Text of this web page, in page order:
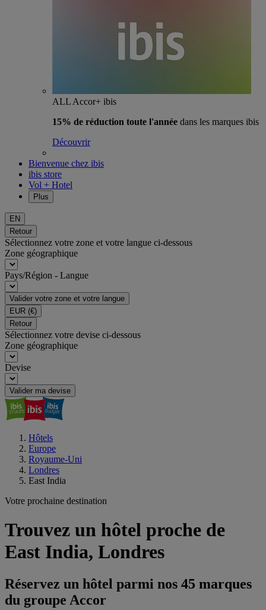
ALL Accor+ ibis
15% de réduction toute l'année dans les marques ibis
Découvrir
Bienvenue chez ibis
ibis store
Vol + Hotel
Plus
EN
Retour
Sélectionnez votre zone et votre langue ci-dessous
Zone géographique
Pays/Région - Langue
Valider votre zone et votre langue
EUR (€)
Retour
Sélectionnez votre devise ci-dessous
Zone géographique
Devise
Valider ma devise
Hôtels
Europe
Royaume-Uni
Londres
East India
Votre prochaine destination
Trouvez un hôtel proche de
East India, Londres
Réservez un hôtel parmi nos 45 marques
du groupe Accor